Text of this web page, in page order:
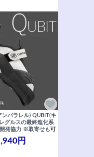
ンパラレル) QUBIT(キ
グルスの最終進化系
発協力 ※取寄せも可
円